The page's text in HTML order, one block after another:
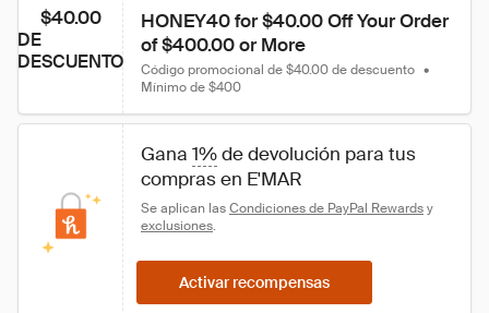
$40.00
DE
DESCUENTO
HONEY40 for $40.00 Off Your Order
of $400.00 or More
Código promocional de $40.00 de descuento •
Mínimo de $400
Gana 1% de devolución para tus
compras en E'MAR
Se aplican las Condiciones de PayPal Rewards y
exclusiones.
Activar recompensas